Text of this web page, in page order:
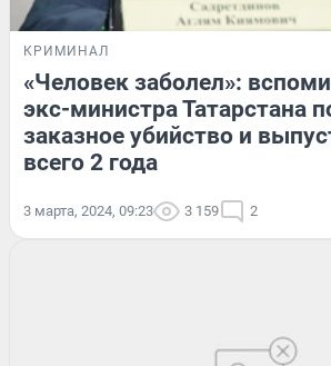
КРИМИНАЛ
«Человек заболел»:
экс-министра Татарстана
заказное убийство и
всего 2 года
3 марта, 2024, 09:23 3 159 2